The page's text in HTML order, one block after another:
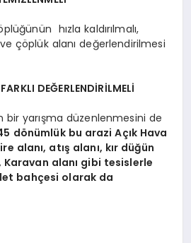
hızla kaldırılmalı,
çöplük alanı değerlendirilmesi
DEĞERLENDİRİLMELİ
bir yarışma düzenlenmesini de
dönümlük bu arazi Açık Hava
alanı, atış alanı, kır düğün
Karavan alanı gibi tesislerle
bahçesi olarak da